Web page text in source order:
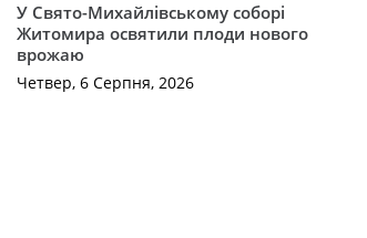
У Свято-Михайлівському соборі
Житомира освятили плоди нового
врожаю
Четвер, 6 Серпня, 2026